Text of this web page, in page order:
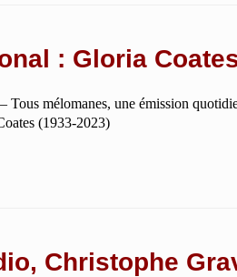
: Gloria
Tous mélomanes, une émission
(1933-2023)
Christophe